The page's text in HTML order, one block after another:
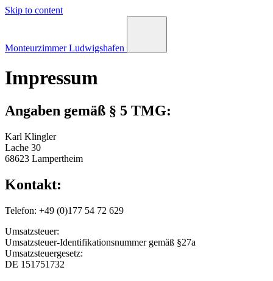
Skip to content
Monteurzimmer Ludwigshafen
Impressum
Angaben gemäß § 5 TMG:
Karl Klingler
Lache 30
68623 Lampertheim
Kontakt:
Telefon: +49 (0)177 54 72 629
Umsatzsteuer:
Umsatzsteuer-Identifikationsnummer gemäß §27a
Umsatzsteuergesetz:
DE 151751732